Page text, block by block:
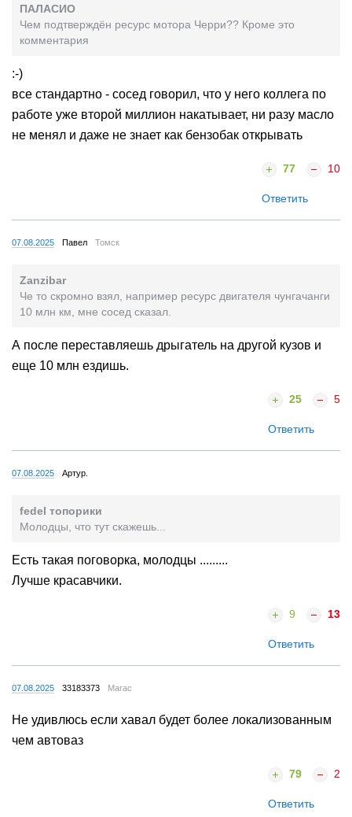
ПАЛАСИО
Чем подтверждён ресурс мотора Черри?? Кроме это
комментария
:-)
все стандартно - сосед говорил, что у него коллега по
работе уже второй миллион накатывает, ни разу масло
не менял и даже не знает как бензобак открывать
77 10
Ответить
07.08.2025 Павел Томск
Zanzibar
Че то скромно взял, например ресурс двигателя чунгачанги
10 млн км, мне сосед сказал.
А после переставляешь дрыгатель на другой кузов и
еще 10 млн ездишь.
25 5
Ответить
07.08.2025 Артур.
fedel топорики
Молодцы, что тут скажешь...
Есть такая поговорка, молодцы .........
Лучше красавчики.
9 13
Ответить
07.08.2025 33183373 Магас
Не удивлюсь если хавал будет более локализованным
чем автоваз
79 2
Ответить